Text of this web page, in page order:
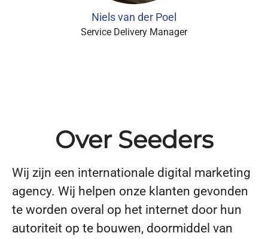
Niels van der Poel
Service Delivery Manager
Over Seeders
Wij zijn een internationale digital marketing
agency. Wij helpen onze klanten gevonden
te worden overal op het internet door hun
autoriteit op te bouwen, doormiddel van